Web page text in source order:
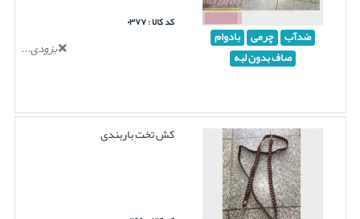
ضدآب چرمی بادوام
صاف بدون لبه
کد کالا : ۰۳۷۷
بزودی...
کش تخت باربندی